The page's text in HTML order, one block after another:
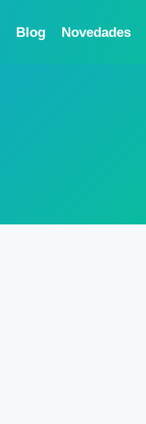
Blog Novedades